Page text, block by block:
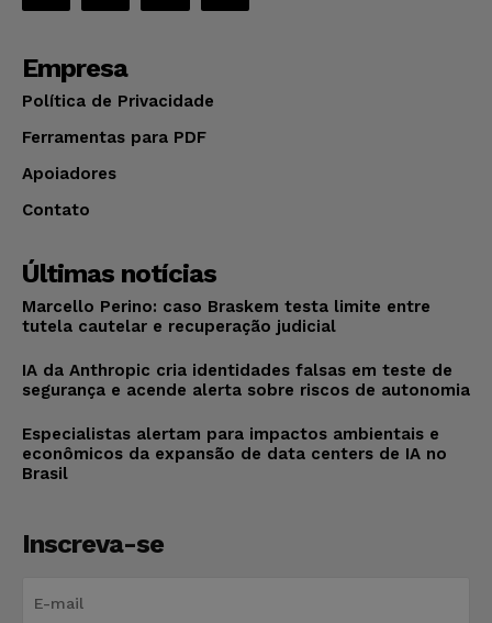
Empresa
Política de Privacidade
Ferramentas para PDF
Apoiadores
Contato
Últimas notícias
Marcello Perino: caso Braskem testa limite entre
tutela cautelar e recuperação judicial
IA da Anthropic cria identidades falsas em teste de
segurança e acende alerta sobre riscos de autonomia
Especialistas alertam para impactos ambientais e
econômicos da expansão de data centers de IA no
Brasil
Inscreva-se